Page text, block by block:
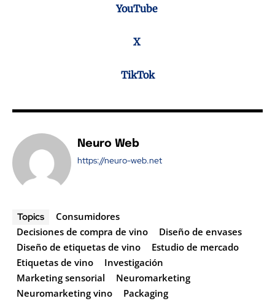
YouTube
X
TikTok
Neuro Web
https://neuro-web.net
Topics
Consumidores
Decisiones de compra de vino
Diseño de envases
Diseño de etiquetas de vino
Estudio de mercado
Etiquetas de vino
Investigación
Marketing sensorial
Neuromarketing
Neuromarketing vino
Packaging